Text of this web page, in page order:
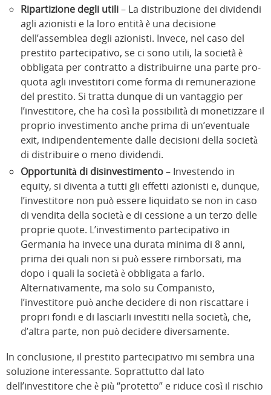
Ripartizione degli utili– La distribuzione dei dividendi
agli azionisti e la loro entità è una decisione
dell’assemblea degli azionisti. Invece, nel caso del
prestito partecipativo, se ci sono utili, la società è
obbligata per contratto a distribuirne una parte pro-
quota agli investitori come forma di remunerazione
del prestito. Si tratta dunque di un vantaggio per
l’investitore, che ha così la possibilità di monetizzare il
proprio investimento anche prima di un’eventuale
exit, indipendentemente dalle decisioni della società
di distribuire o meno dividendi.
Opportunità di disinvestimento– Investendo in
equity, si diventa a tutti gli effetti azionisti e, dunque,
l’investitore non può essere liquidato se non in caso
di vendita della società e di cessione a un terzo delle
proprie quote. L’investimento partecipativo in
Germania ha invece una durata minima di 8 anni,
prima dei quali non si può essere rimborsati, ma
dopo i quali la società è obbligata a farlo.
Alternativamente, ma solo su Companisto,
l’investitore può anche decidere di non riscattare i
propri fondi e di lasciarli investiti nella società, che,
d’altra parte, non può decidere diversamente.
In conclusione, il prestito partecipativo mi sembra una
soluzione interessante. Soprattutto dal lato
dell’investitore che è più “protetto” e riduce così il rischio